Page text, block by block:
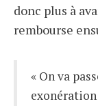
donc plus à
rembourse
« On va
exonération